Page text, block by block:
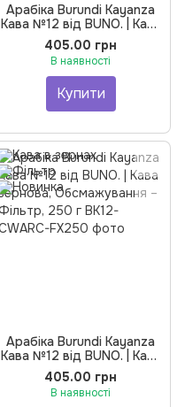
Арабіка Burundi Kayanza
Кава №12 від BUNO. | Кава
зернова, Обсмажування –
Еспресо, 250 г
405.00 грн
В наявності
Купити
Арабіка Burundi Kayanza
Кава №12 від BUNO. | Кава
зернова, Обсмажування –
Фільтр, 250 г
405.00 грн
В наявності